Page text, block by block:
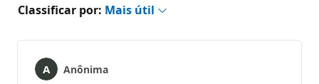
Classificar por: Mais útil
Anônima